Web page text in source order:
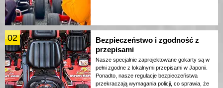
02
Bezpieczeństwo i zgodność z
przepisami
Nasze specjalnie zaprojektowane gokarty są w
pełni zgodne z lokalnymi przepisami w Japonii.
Ponadto, nasze regulacje bezpieczeństwa
przekraczają wymagania policji, co sprawia, że